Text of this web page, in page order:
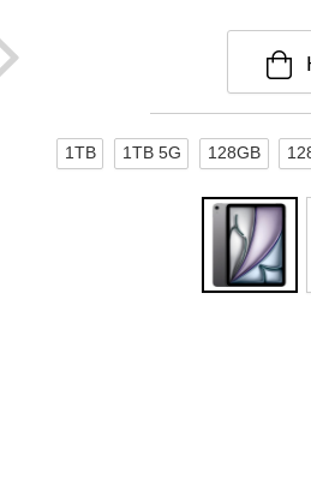
1TB 1TB 5G 128GB